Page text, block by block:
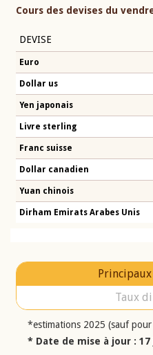
Cours des devises du
DEVISE
Euro
Dollar us
Yen japonais
Livre sterling
Franc suisse
Dollar canadien
Yuan chinois
Dirham Emirats Arabes Unis
Taux
*estimations 2025 (sauf pour
* Date de mise à jour : 17